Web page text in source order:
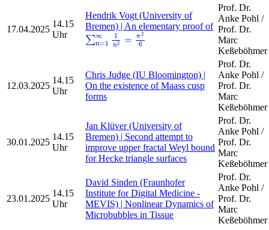
17.04.2025
14.15
Uhr
Hendrik Vogt (University of
Bremen) | An elementary proof of
∑∞
n=1
1
n2 = π2
6
∑n=1∞1n2=π26
Prof. Dr.
Anke Pohl /
Prof. Dr.
Marc
Keßeböhmer
12.03.2025
14.15
Uhr
Chris Judge (IU Bloomington) |
On the existence of Maass cusp
forms
Prof. Dr.
Anke Pohl /
Prof. Dr.
Marc
Keßeböhmer
30.01.2025
14.15
Uhr
Jan Klüver (University of
Bremen) | Second attempt to
improve upper fractal Weyl bound
for Hecke triangle surfaces
Prof. Dr.
Anke Pohl /
Prof. Dr.
Marc
Keßeböhmer
23.01.2025
14.15
Uhr
David Sinden (Fraunhofer
Institute for Digital Medicine -
MEVIS) | Nonlinear Dynamics of
Microbubbles in Tissue
Prof. Dr.
Anke Pohl /
Prof. Dr.
Marc
Keßeböhmer